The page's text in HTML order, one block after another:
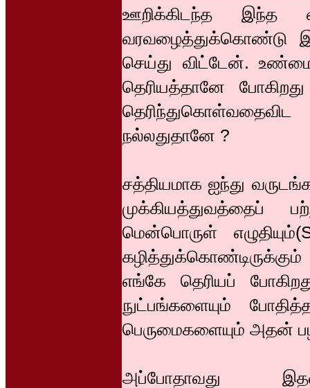
ஊறிக்கிடந்த இந்த
வரவழைத்துக்கொண்டு
செய்து விட்டேன். உண்மை
தெரியத்தானே
நல்லதுதானே ?
சத்தியமாக ஐந்து
முக்கியத்துவத்தைப்
மென்பொருள்
எங்கே தெரியப்
நுட்பங்களையும்
பெருமைகளையும் அதன்
அப்போதாவது